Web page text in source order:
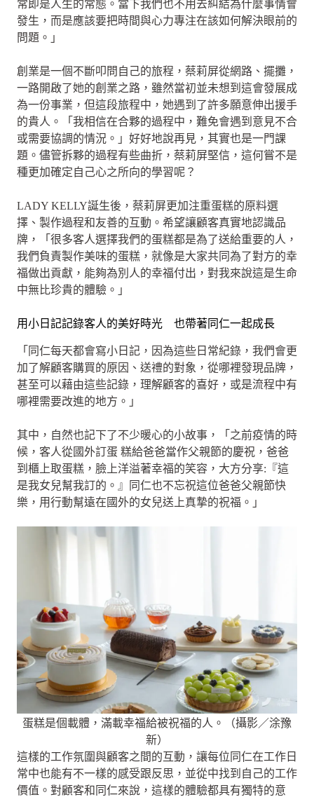
常即是人生的常態。當下我們也不用去糾結為什麼事情會
發生，而是應該要把時間與心力專注在該如何解決眼前的
問題。」
創業是一個不斷叩問自己的旅程，蔡莉屏從網路、擺攤，
一路開啟了她的創業之路，雖然當初並未想到這會發展成
為一份事業，但這段旅程中，她遇到了許多願意伸出援手
的貴人。「我相信在合夥的過程中，難免會遇到意見不合
或需要協調的情況。」好好地說再見，其實也是一門課
題。儘管拆夥的過程有些曲折，蔡莉屏堅信，這何嘗不是
種更加確定自己心之所向的學習呢？
LADY KELLY誕生後，蔡莉屏更加注重蛋糕的原料選
擇、製作過程和友善的互動。希望讓顧客真實地認識品
牌，「很多客人選擇我們的蛋糕都是為了送給重要的人，
我們負責製作美味的蛋糕，就像是大家共同為了對方的幸
福做出貢獻，能夠為別人的幸福付出，對我來說這是生命
中無比珍貴的體驗。」
用小日記記錄客人的美好時光 也帶著同仁一起成長
「同仁每天都會寫小日記，因為這些日常紀錄，我們會更
加了解顧客購買的原因、送禮的對象，從哪裡發現品牌，
甚至可以藉由這些記錄，理解顧客的喜好，或是流程中有
哪裡需要改進的地方。」
其中，自然也記下了不少暖心的小故事，「之前疫情的時
候，客人從國外訂蛋 糕給爸爸當作父親節的慶祝，爸爸
到櫃上取蛋糕，臉上洋溢著幸福的笑容，大方分享:『這
是我女兒幫我訂的。』同仁也不忘祝這位爸爸父親節快
樂，用行動幫遠在國外的女兒送上真摯的祝福。」
蛋糕是個載體，滿載幸福給被祝福的人。（攝影／涂豫
新）
這樣的工作氛圍與顧客之間的互動，讓每位同仁在工作日
常中也能有不一樣的感受跟反思，並從中找到自己的工作
價值。對顧客和同仁來說，這樣的體驗都具有獨特的意